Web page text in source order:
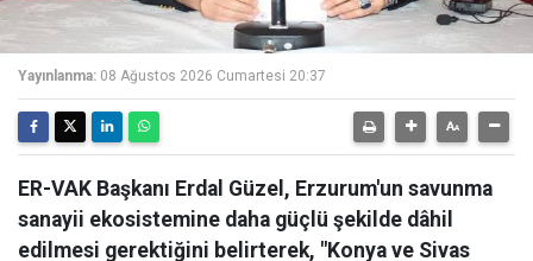
Yayınlanma: 08 Ağustos 2026 Cumartesi 20:37
ER-VAK Başkanı Erdal Güzel, Erzurum'un savunma
sanayii ekosistemine daha güçlü şekilde dâhil
edilmesi gerektiğini belirterek, "Konya ve Sivas